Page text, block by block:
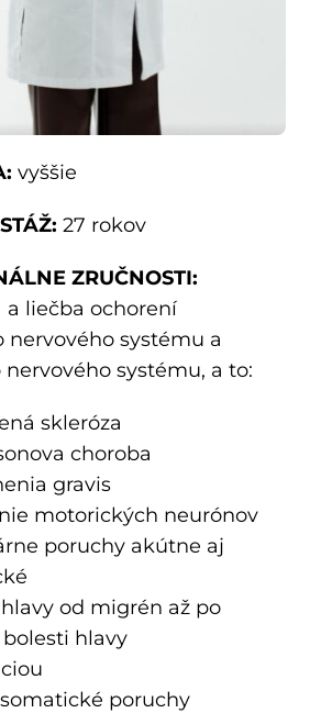
vyššie
27 rokov
ZRUČNOSTI:
liečba ochorení
nervového systému a
systému, a to:
skleróza
choroba
gravis
motorických neurónov
poruchy akútne aj
od migrén až po
hlavy
poruchy